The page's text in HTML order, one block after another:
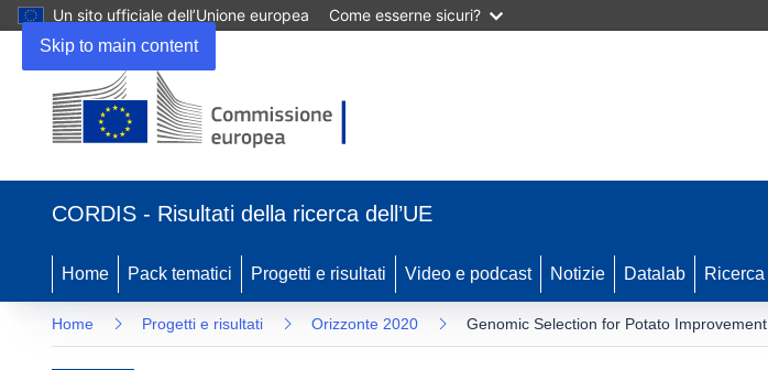
Skip to main content
Un sito ufficiale dell’Unione europea Come esserne sicuri?
CORDIS - Risultati della ricerca dell’UE
Home Pack tematici Progetti e risultati Video e podcast Notizie Datalab Ricerca
Home Progetti e risultati Orizzonte 2020 Genomic Selection for Potato Improvement